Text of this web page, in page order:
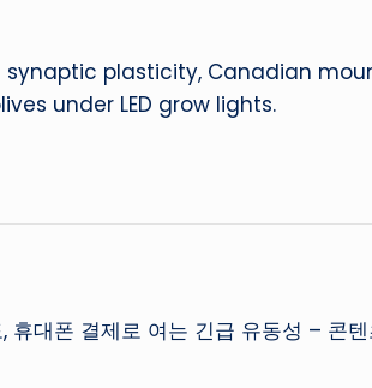
synaptic plasticity, Canadian
under LED grow lights.
휴대폰 결제로 여는 긴급 유동성 – 콘